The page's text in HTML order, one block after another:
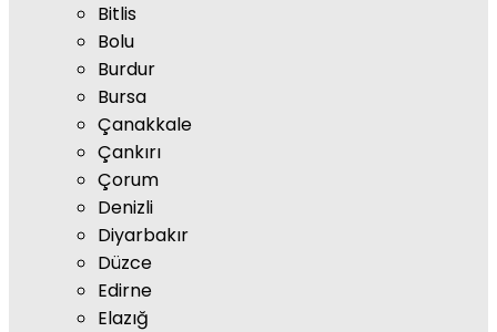
Bitlis
Bolu
Burdur
Bursa
Çanakkale
Çankırı
Çorum
Denizli
Diyarbakır
Düzce
Edirne
Elazığ